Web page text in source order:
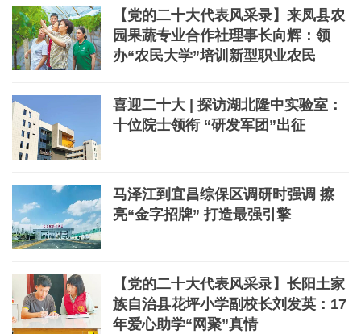
【党的二十大代表风采录】来凤县农
园果蔬专业合作社理事长向辉：领
办“农民大学”培训新型职业农民
喜迎二十大 | 探访湖北隆中实验室：
十位院士领衔 “研发军团”出征
马泽江到宜昌综保区调研时强调 擦
亮“金字招牌” 打造最强引擎
【党的二十大代表风采录】长阳土家
族自治县花坪小学副校长刘发英：17
年爱心助学“网聚”真情